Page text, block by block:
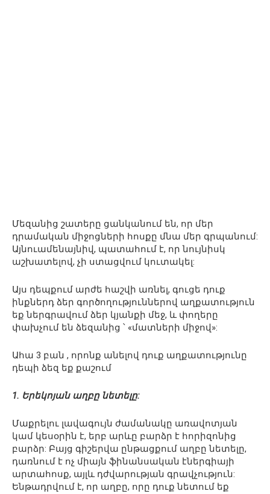
Մեզանից շատերը ցանկանում են, որ մեր
դրամական միջոցների հոսքը մնա մեր գրպանում:
Այնուամենայնիվ, պատահում է, որ նույնիսկ
աշխատելով, չի ստացվում կուտակել:
Այս դեպքում արժե հաշվի առնել, գուցե դուք
ինքներդ ձեր գործողություններով աղքատություն
եք ներգրավում ձեր կյանքի մեջ, և փողերը
փախչում են ձեզանից ՝ «մատների միջով»:
Ահա 3 բան , որոնք անելով դուք աղքատությունը
դեպի ձեզ եք քաշում
1. Երեկոյան աղբը նետելը:
Մաքրելու լավագույն ժամանակը առավոտյան
կամ կեսօրին է, երբ արևը բարձր է հորիզոնից
բարձր: Բայց գիշերվա ընթացքում աղբը նետելը,
դառնում է ոչ միայն ֆինանսական էներգիայի
արտահոսք, այլև դժվարության գրավչություն:
Ենթադրվում է, որ աղբը, որը դուք նետում եք